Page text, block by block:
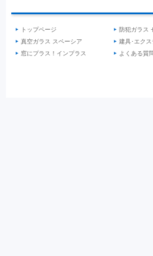
トップページ 防犯ガラス
真空ガラス スペーシア
建具･エクス
窓にプラス！インプラス
よくある質